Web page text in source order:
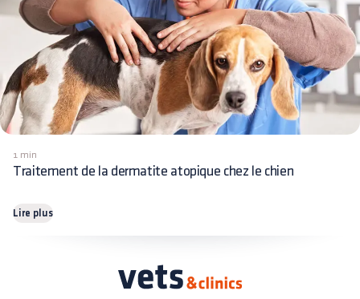
1 min
Traitement de la dermatite atopique chez le chien
Lire plus